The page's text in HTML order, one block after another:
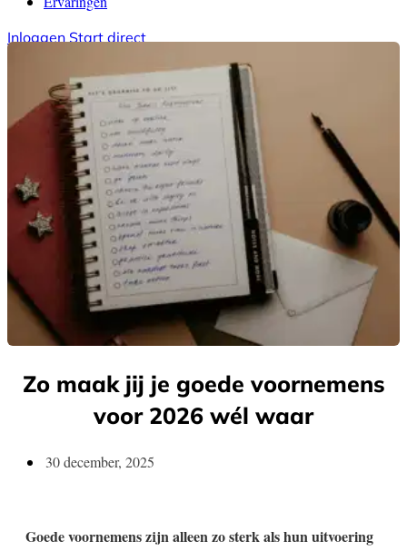
Inloggen Start direct
Zo maak jij je goede voornemens
voor 2026 wél waar
30 december, 2025
Goede voornemens zijn alleen zo sterk als hun uitvoering